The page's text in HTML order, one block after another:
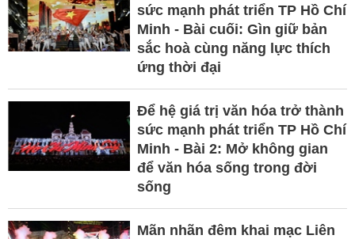
sức mạnh phát triển TP Hồ Chí
Minh - Bài cuối: Gìn giữ bản
sắc hoà cùng năng lực thích
ứng thời đại
Để hệ giá trị văn hóa trở thành
sức mạnh phát triển TP Hồ Chí
Minh - Bài 2: Mở không gian
để văn hóa sống trong đời
sống
Mãn nhãn đêm khai mạc Liên